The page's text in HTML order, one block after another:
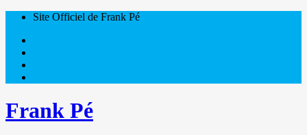
Site Officiel de Frank Pé
Frank Pé